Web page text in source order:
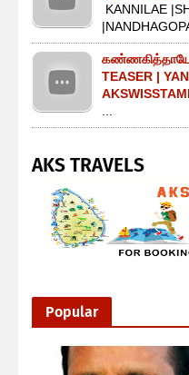
KANNILAE
TEASER |
AKS TRAVELS
Popular